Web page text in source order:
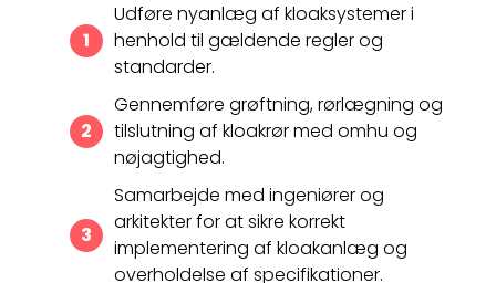
Udføre nyanlæg af kloaksystemer i
henhold til gældende regler og
standarder.
Gennemføre grøftning, rørlægning og
tilslutning af kloakrør med omhu og
nøjagtighed.
Samarbejde med ingeniører og
arkitekter for at sikre korrekt
implementering af kloakanlæg og
overholdelse af specifikationer.